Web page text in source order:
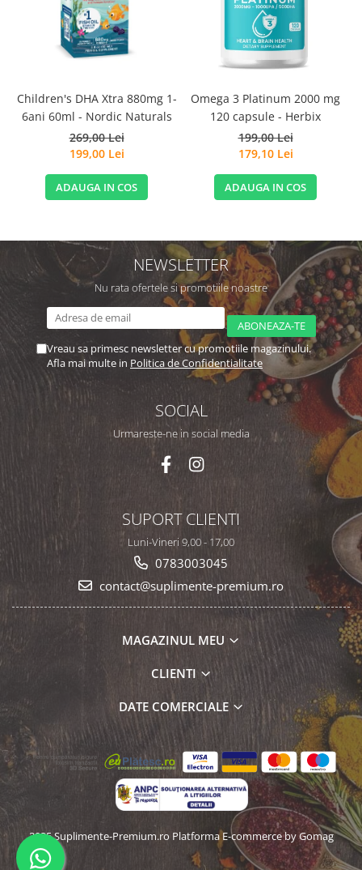
Children's DHA Xtra 880mg 1-
6ani 60ml - Nordic Naturals
269,00 Lei
199,00 Lei
ADAUGA IN COS
Omega 3 Platinum 2000 mg
120 capsule - Herbix
199,00 Lei
179,10 Lei
ADAUGA IN COS
NEWSLETTER
Nu rata ofertele si promotiile noastre
Vreau sa primesc newsletter cu promotiile magazinului.
Afla mai multe in Politica de Confidentialitate
SOCIAL
Urmareste-ne in social media
SUPORT CLIENTI
Luni-Vineri 9,00 - 17,00
0783003045
contact@suplimente-premium.ro
MAGAZINUL MEU
CLIENTI
DATE COMERCIALE
2025 Suplimente-Premium.ro Platforma E-commerce by Gomag